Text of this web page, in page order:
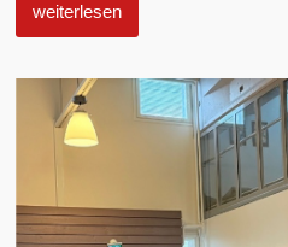
weiterlesen